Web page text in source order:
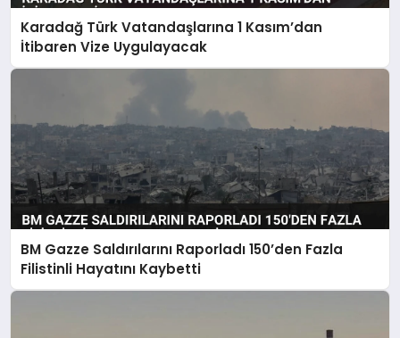
Karadağ Türk Vatandaşlarına 1 Kasım’dan
İtibaren Vize Uygulayacak
BM Gazze Saldırılarını Raporladı 150’den Fazla
Filistinli Hayatını Kaybetti